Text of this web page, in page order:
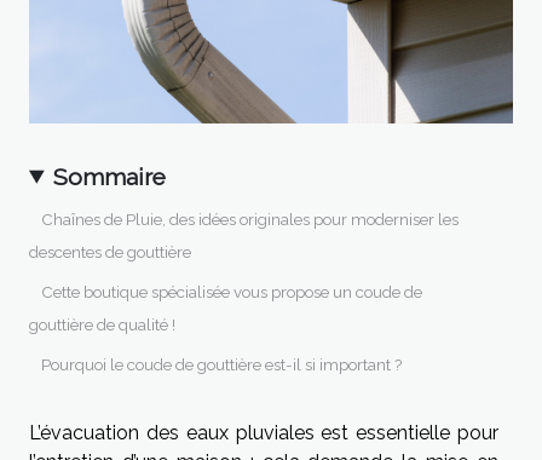
Sommaire
Chaînes de Pluie, des idées originales pour moderniser les
descentes de gouttière
Cette boutique spécialisée vous propose un coude de
gouttière de qualité !
Pourquoi le coude de gouttière est-il si important ?
L’évacuation des eaux pluviales est essentielle pour